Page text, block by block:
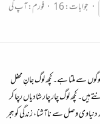
جوابات: 16 فورم:آپ کی
سے ملتا ہے۔ کچھ لوگ جانِ محفل
ہیں۔ کچھ لوگ چار چار شادیاں رچا کر
وصل سے ناآشنا، زندگی کو ہجر